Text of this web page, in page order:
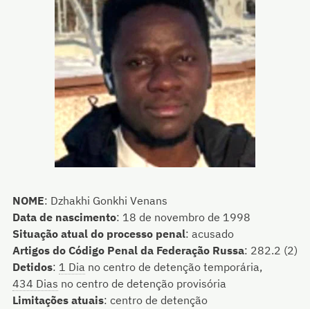
NOME: Dzhakhi Gonkhi Venans
Data de nascimento: 18 de novembro de 1998
Situação atual do processo penal: acusado
Artigos do Código Penal da Federação Russa: 282.2 (2)
Detidos: 1 Dia no centro de detenção temporária,
434 Dias no centro de detenção provisória
Limitações atuais: centro de detenção